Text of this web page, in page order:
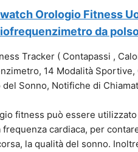
Orologio Fitness
da
Tracker ( Contapassi ,
14 Modalità Sportive,
Sonno, Notifiche di
fitness può essere
frequenza cardiaca, per
la qualità del sonno.